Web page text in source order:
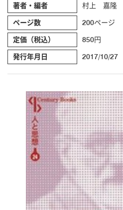
著者・編者 村上 嘉隆
ページ数 200ページ
定価（税込） 850円
発行年月日 2017/10/27